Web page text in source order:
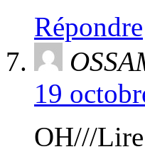
Répondre
19
OH///